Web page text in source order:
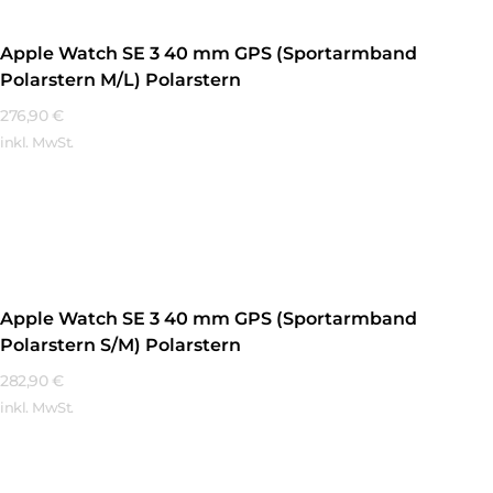
Apple Watch SE 3 40 mm GPS (Sportarmband
Polarstern M/L) Polarstern
276,90 €
inkl. MwSt.
Apple Watch SE 3 40 mm GPS (Sportarmband
Polarstern S/M) Polarstern
282,90 €
inkl. MwSt.